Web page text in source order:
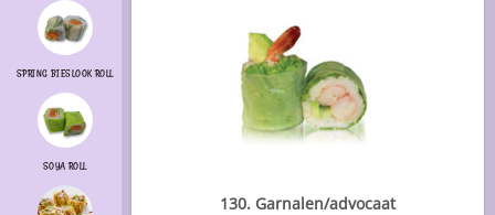
SPRING BIESLOOK ROLL
SOYA ROLL
130. Garnalen/advocaat